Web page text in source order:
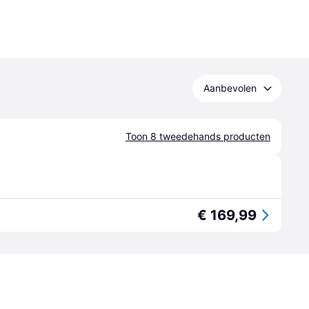
Aanbevolen
Toon 8 tweedehands producten
€ 169,99